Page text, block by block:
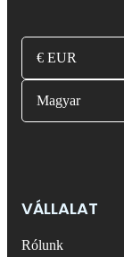
€ EUR
Magyar
VÁLLALAT
Rólunk